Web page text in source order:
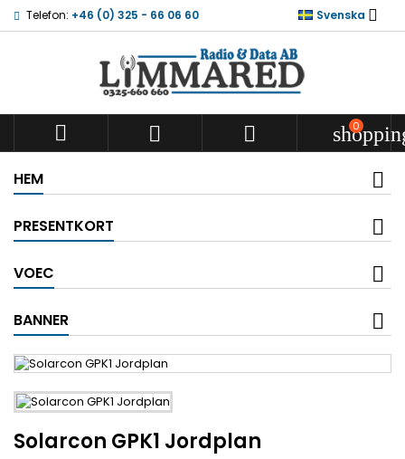
Telefon: +46 (0) 325 - 66 06 60 Svenska 
   0
HEM
PRESENTKORT
VOEC
BANNER
Solarcon GPK1 Jordplan